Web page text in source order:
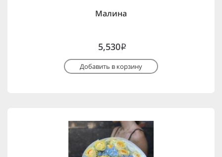
Малина
5,530i
Добавить в корзину